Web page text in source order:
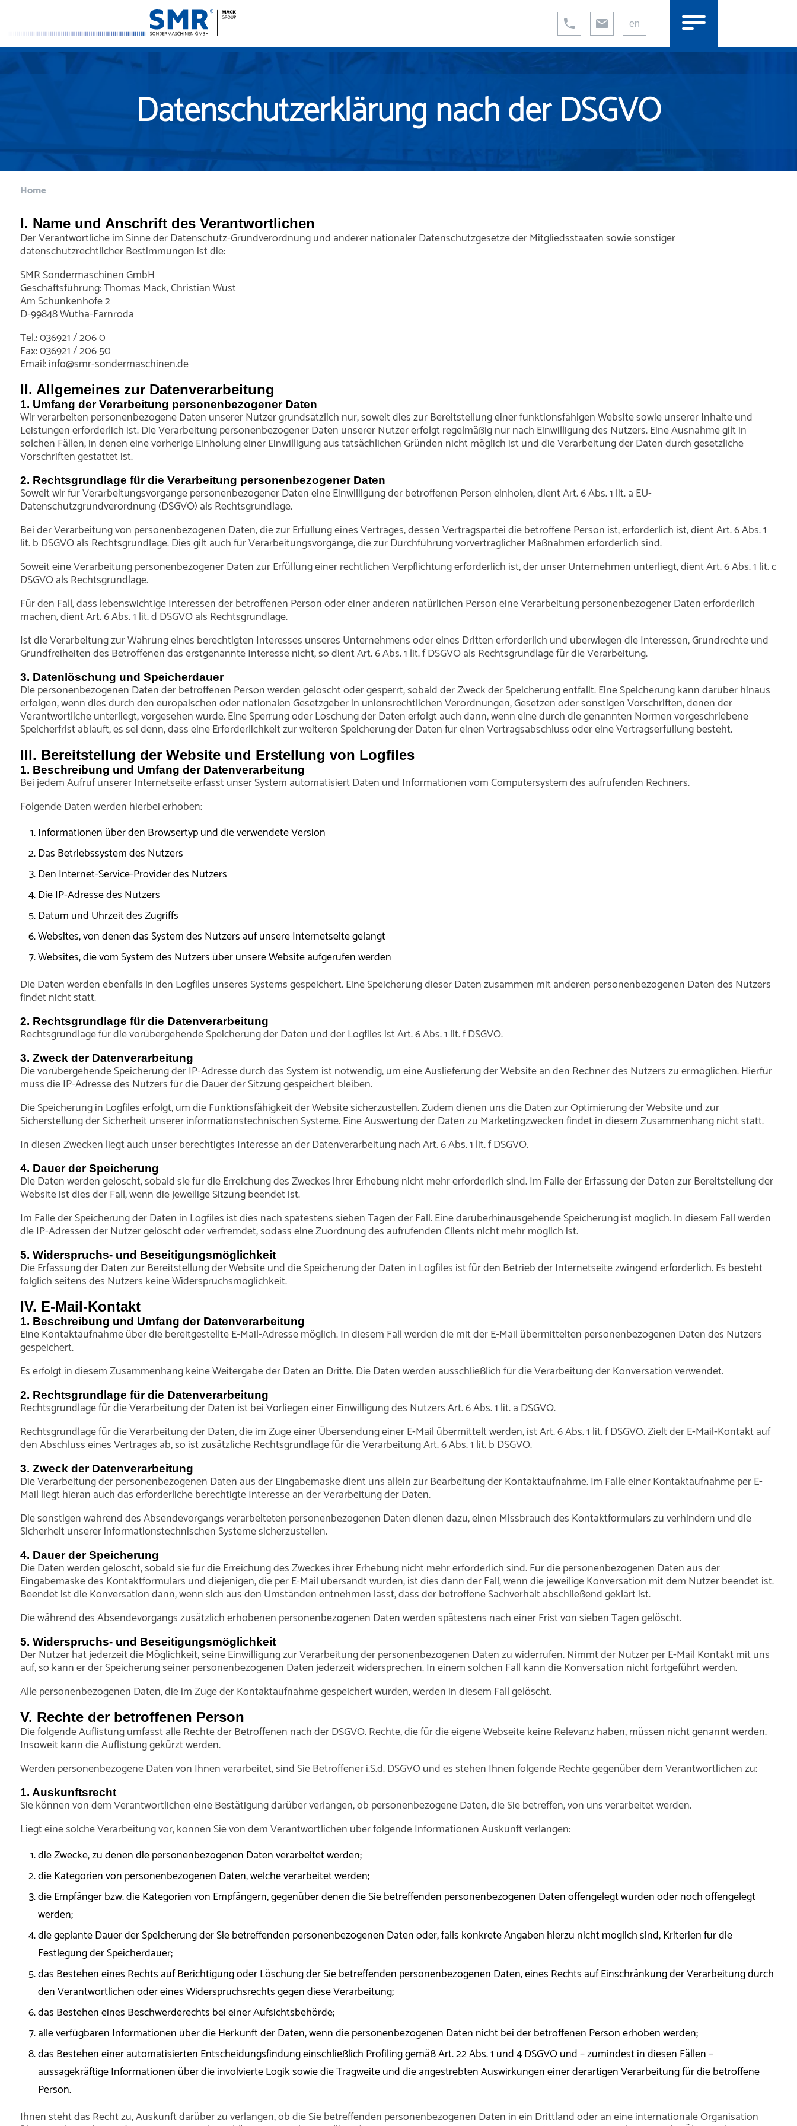
en
Datenschutzerklärung nach der DSGVO
Pfadnavigation
Home
I. Name und Anschrift des Verantwortlichen
Der Verantwortliche im Sinne der Datenschutz-Grundverordnung und anderer nationaler Datenschutzgesetze der Mitgliedsstaaten sowie sonstiger
datenschutzrechtlicher Bestimmungen ist die:
SMR Sondermaschinen GmbH
Geschäftsführung: Thomas Mack, Christian Wüst
Am Schunkenhofe 2
D-99848 Wutha-Farnroda
Tel.: 036921 / 206 0
Fax: 036921 / 206 50
Email: info@smr-sondermaschinen.de
II. Allgemeines zur Datenverarbeitung
1. Umfang der Verarbeitung personenbezogener Daten
Wir verarbeiten personenbezogene Daten unserer Nutzer grundsätzlich nur, soweit dies zur Bereitstellung einer funktionsfähigen Website sowie unserer Inhalte und
Leistungen erforderlich ist. Die Verarbeitung personenbezogener Daten unserer Nutzer erfolgt regelmäßig nur nach Einwilligung des Nutzers. Eine Ausnahme gilt in
solchen Fällen, in denen eine vorherige Einholung einer Einwilligung aus tatsächlichen Gründen nicht möglich ist und die Verarbeitung der Daten durch gesetzliche
Vorschriften gestattet ist.
2. Rechtsgrundlage für die Verarbeitung personenbezogener Daten
Soweit wir für Verarbeitungsvorgänge personenbezogener Daten eine Einwilligung der betroffenen Person einholen, dient Art. 6 Abs. 1 lit. a EU-
Datenschutzgrundverordnung (DSGVO) als Rechtsgrundlage.
Bei der Verarbeitung von personenbezogenen Daten, die zur Erfüllung eines Vertrages, dessen Vertragspartei die betroffene Person ist, erforderlich ist, dient Art. 6 Abs. 1
lit. b DSGVO als Rechtsgrundlage. Dies gilt auch für Verarbeitungsvorgänge, die zur Durchführung vorvertraglicher Maßnahmen erforderlich sind.
Soweit eine Verarbeitung personenbezogener Daten zur Erfüllung einer rechtlichen Verpflichtung erforderlich ist, der unser Unternehmen unterliegt, dient Art. 6 Abs. 1 lit. c
DSGVO als Rechtsgrundlage.
Für den Fall, dass lebenswichtige Interessen der betroffenen Person oder einer anderen natürlichen Person eine Verarbeitung personenbezogener Daten erforderlich
machen, dient Art. 6 Abs. 1 lit. d DSGVO als Rechtsgrundlage.
Ist die Verarbeitung zur Wahrung eines berechtigten Interesses unseres Unternehmens oder eines Dritten erforderlich und überwiegen die Interessen, Grundrechte und
Grundfreiheiten des Betroffenen das erstgenannte Interesse nicht, so dient Art. 6 Abs. 1 lit. f DSGVO als Rechtsgrundlage für die Verarbeitung.
3. Datenlöschung und Speicherdauer
Die personenbezogenen Daten der betroffenen Person werden gelöscht oder gesperrt, sobald der Zweck der Speicherung entfällt. Eine Speicherung kann darüber hinaus
erfolgen, wenn dies durch den europäischen oder nationalen Gesetzgeber in unionsrechtlichen Verordnungen, Gesetzen oder sonstigen Vorschriften, denen der
Verantwortliche unterliegt, vorgesehen wurde. Eine Sperrung oder Löschung der Daten erfolgt auch dann, wenn eine durch die genannten Normen vorgeschriebene
Speicherfrist abläuft, es sei denn, dass eine Erforderlichkeit zur weiteren Speicherung der Daten für einen Vertragsabschluss oder eine Vertragserfüllung besteht.
III. Bereitstellung der Website und Erstellung von Logfiles
1. Beschreibung und Umfang der Datenverarbeitung
Bei jedem Aufruf unserer Internetseite erfasst unser System automatisiert Daten und Informationen vom Computersystem des aufrufenden Rechners.
Folgende Daten werden hierbei erhoben:
Informationen über den Browsertyp und die verwendete Version
Das Betriebssystem des Nutzers
Den Internet-Service-Provider des Nutzers
Die IP-Adresse des Nutzers
Datum und Uhrzeit des Zugriffs
Websites, von denen das System des Nutzers auf unsere Internetseite gelangt
Websites, die vom System des Nutzers über unsere Website aufgerufen werden
Die Daten werden ebenfalls in den Logfiles unseres Systems gespeichert. Eine Speicherung dieser Daten zusammen mit anderen personenbezogenen Daten des Nutzers
findet nicht statt.
2. Rechtsgrundlage für die Datenverarbeitung
Rechtsgrundlage für die vorübergehende Speicherung der Daten und der Logfiles ist Art. 6 Abs. 1 lit. f DSGVO.
3. Zweck der Datenverarbeitung
Die vorübergehende Speicherung der IP-Adresse durch das System ist notwendig, um eine Auslieferung der Website an den Rechner des Nutzers zu ermöglichen. Hierfür
muss die IP-Adresse des Nutzers für die Dauer der Sitzung gespeichert bleiben.
Die Speicherung in Logfiles erfolgt, um die Funktionsfähigkeit der Website sicherzustellen. Zudem dienen uns die Daten zur Optimierung der Website und zur
Sicherstellung der Sicherheit unserer informationstechnischen Systeme. Eine Auswertung der Daten zu Marketingzwecken findet in diesem Zusammenhang nicht statt.
In diesen Zwecken liegt auch unser berechtigtes Interesse an der Datenverarbeitung nach Art. 6 Abs. 1 lit. f DSGVO.
4. Dauer der Speicherung
Die Daten werden gelöscht, sobald sie für die Erreichung des Zweckes ihrer Erhebung nicht mehr erforderlich sind. Im Falle der Erfassung der Daten zur Bereitstellung der
Website ist dies der Fall, wenn die jeweilige Sitzung beendet ist.
Im Falle der Speicherung der Daten in Logfiles ist dies nach spätestens sieben Tagen der Fall. Eine darüberhinausgehende Speicherung ist möglich. In diesem Fall werden
die IP-Adressen der Nutzer gelöscht oder verfremdet, sodass eine Zuordnung des aufrufenden Clients nicht mehr möglich ist.
5. Widerspruchs- und Beseitigungsmöglichkeit
Die Erfassung der Daten zur Bereitstellung der Website und die Speicherung der Daten in Logfiles ist für den Betrieb der Internetseite zwingend erforderlich. Es besteht
folglich seitens des Nutzers keine Widerspruchsmöglichkeit.
IV. E-Mail-Kontakt
1. Beschreibung und Umfang der Datenverarbeitung
Eine Kontaktaufnahme über die bereitgestellte E-Mail-Adresse möglich. In diesem Fall werden die mit der E-Mail übermittelten personenbezogenen Daten des Nutzers
gespeichert.
Es erfolgt in diesem Zusammenhang keine Weitergabe der Daten an Dritte. Die Daten werden ausschließlich für die Verarbeitung der Konversation verwendet.
2. Rechtsgrundlage für die Datenverarbeitung
Rechtsgrundlage für die Verarbeitung der Daten ist bei Vorliegen einer Einwilligung des Nutzers Art. 6 Abs. 1 lit. a DSGVO.
Rechtsgrundlage für die Verarbeitung der Daten, die im Zuge einer Übersendung einer E-Mail übermittelt werden, ist Art. 6 Abs. 1 lit. f DSGVO. Zielt der E-Mail-Kontakt auf
den Abschluss eines Vertrages ab, so ist zusätzliche Rechtsgrundlage für die Verarbeitung Art. 6 Abs. 1 lit. b DSGVO.
3. Zweck der Datenverarbeitung
Die Verarbeitung der personenbezogenen Daten aus der Eingabemaske dient uns allein zur Bearbeitung der Kontaktaufnahme. Im Falle einer Kontaktaufnahme per E-
Mail liegt hieran auch das erforderliche berechtigte Interesse an der Verarbeitung der Daten.
Die sonstigen während des Absendevorgangs verarbeiteten personenbezogenen Daten dienen dazu, einen Missbrauch des Kontaktformulars zu verhindern und die
Sicherheit unserer informationstechnischen Systeme sicherzustellen.
4. Dauer der Speicherung
Die Daten werden gelöscht, sobald sie für die Erreichung des Zweckes ihrer Erhebung nicht mehr erforderlich sind. Für die personenbezogenen Daten aus der
Eingabemaske des Kontaktformulars und diejenigen, die per E-Mail übersandt wurden, ist dies dann der Fall, wenn die jeweilige Konversation mit dem Nutzer beendet ist.
Beendet ist die Konversation dann, wenn sich aus den Umständen entnehmen lässt, dass der betroffene Sachverhalt abschließend geklärt ist.
Die während des Absendevorgangs zusätzlich erhobenen personenbezogenen Daten werden spätestens nach einer Frist von sieben Tagen gelöscht.
5. Widerspruchs- und Beseitigungsmöglichkeit
Der Nutzer hat jederzeit die Möglichkeit, seine Einwilligung zur Verarbeitung der personenbezogenen Daten zu widerrufen. Nimmt der Nutzer per E-Mail Kontakt mit uns
auf, so kann er der Speicherung seiner personenbezogenen Daten jederzeit widersprechen. In einem solchen Fall kann die Konversation nicht fortgeführt werden.
Alle personenbezogenen Daten, die im Zuge der Kontaktaufnahme gespeichert wurden, werden in diesem Fall gelöscht.
V. Rechte der betroffenen Person
Die folgende Auflistung umfasst alle Rechte der Betroffenen nach der DSGVO. Rechte, die für die eigene Webseite keine Relevanz haben, müssen nicht genannt werden.
Insoweit kann die Auflistung gekürzt werden.
Werden personenbezogene Daten von Ihnen verarbeitet, sind Sie Betroffener i.S.d. DSGVO und es stehen Ihnen folgende Rechte gegenüber dem Verantwortlichen zu:
1. Auskunftsrecht
Sie können von dem Verantwortlichen eine Bestätigung darüber verlangen, ob personenbezogene Daten, die Sie betreffen, von uns verarbeitet werden.
Liegt eine solche Verarbeitung vor, können Sie von dem Verantwortlichen über folgende Informationen Auskunft verlangen:
die Zwecke, zu denen die personenbezogenen Daten verarbeitet werden;
die Kategorien von personenbezogenen Daten, welche verarbeitet werden;
die Empfänger bzw. die Kategorien von Empfängern, gegenüber denen die Sie betreffenden personenbezogenen Daten offengelegt wurden oder noch offengelegt
werden;
die geplante Dauer der Speicherung der Sie betreffenden personenbezogenen Daten oder, falls konkrete Angaben hierzu nicht möglich sind, Kriterien für die
Festlegung der Speicherdauer;
das Bestehen eines Rechts auf Berichtigung oder Löschung der Sie betreffenden personenbezogenen Daten, eines Rechts auf Einschränkung der Verarbeitung durch
den Verantwortlichen oder eines Widerspruchsrechts gegen diese Verarbeitung;
das Bestehen eines Beschwerderechts bei einer Aufsichtsbehörde;
alle verfügbaren Informationen über die Herkunft der Daten, wenn die personenbezogenen Daten nicht bei der betroffenen Person erhoben werden;
das Bestehen einer automatisierten Entscheidungsfindung einschließlich Profiling gemäß Art. 22 Abs. 1 und 4 DSGVO und – zumindest in diesen Fällen –
aussagekräftige Informationen über die involvierte Logik sowie die Tragweite und die angestrebten Auswirkungen einer derartigen Verarbeitung für die betroffene
Person.
Ihnen steht das Recht zu, Auskunft darüber zu verlangen, ob die Sie betreffenden personenbezogenen Daten in ein Drittland oder an eine internationale Organisation